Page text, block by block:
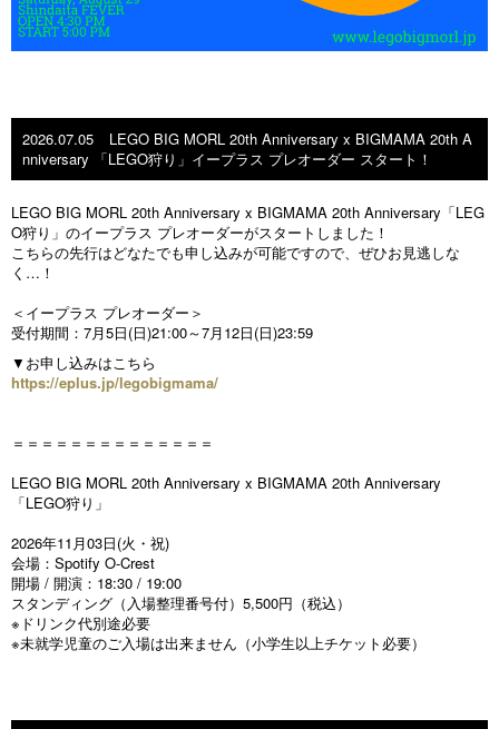
2026.07.05
LEGO BIG MORL 20th Anniversary x BIGMAMA 20th A
nniversary 「LEGO狩り」イープラス プレオーダー スタート！
LEGO BIG MORL 20th Anniversary x BIGMAMA 20th Anniversary「LEG
O狩り」のイープラス プレオーダーがスタートしました！
こちらの先行はどなたでも申し込みが可能ですので、ぜひお見逃しな
く…！
＜イープラス プレオーダー＞
受付期間：7月5日(日)21:00～7月12日(日)23:59
▼お申し込みはこちら
https://eplus.jp/legobigmama/
＝＝＝＝＝＝＝＝＝＝＝＝＝＝
LEGO BIG MORL 20th Anniversary x BIGMAMA 20th Anniversary
「LEGO狩り」
2026年11月03日(火・祝)
会場：Spotify O-Crest
開場 / 開演：18:30 / 19:00
スタンディング（入場整理番号付）5,500円（税込）
※ドリンク代別途必要
※未就学児童のご⼊場は出来ません（⼩学⽣以上チケット必要）